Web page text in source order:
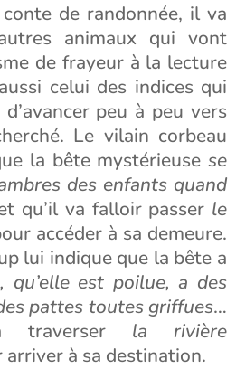
de randonnée, il va
animaux qui vont
de frayeur à la lecture
celui des indices qui
peu à peu vers
Le vilain corbeau
la bête mystérieuse se
des enfants quand
qu’il va falloir passer le
accéder à sa demeure.
lui indique que la bête a
qu’elle est poilue, a des
pattes toutes griffues…
traverser la rivière
arriver à sa destination.